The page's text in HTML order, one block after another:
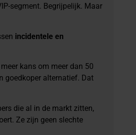
segment. Begrijpelijk. Maar
incidentele en
kans om meer dan 50
goedkoper alternatief. Dat
die al in de markt zitten,
Ze zijn geen slechte